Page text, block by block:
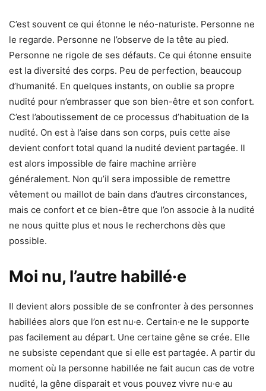
C’est souvent ce qui étonne le néo-naturiste. Personne ne
le regarde. Personne ne l’observe de la tête au pied.
Personne ne rigole de ses défauts. Ce qui étonne ensuite
est la diversité des corps. Peu de perfection, beaucoup
d’humanité. En quelques instants, on oublie sa propre
nudité pour n’embrasser que son bien-être et son confort.
C’est l’aboutissement de ce processus d’habituation de la
nudité. On est à l’aise dans son corps, puis cette aise
devient confort total quand la nudité devient partagée. Il
est alors impossible de faire machine arrière
généralement. Non qu’il sera impossible de remettre
vêtement ou maillot de bain dans d’autres circonstances,
mais ce confort et ce bien-être que l’on associe à la nudité
ne nous quitte plus et nous le recherchons dès que
possible.
Moi nu, l’autre habillé·e
Il devient alors possible de se confronter à des personnes
habillées alors que l’on est nu·e. Certain·e ne le supporte
pas facilement au départ. Une certaine gêne se crée. Elle
ne subsiste cependant que si elle est partagée. A partir du
moment où la personne habillée ne fait aucun cas de votre
nudité, la gêne disparait et vous pouvez vivre nu·e au